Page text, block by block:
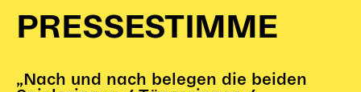
PRESSESTIMME
„Nach und nach belegen die beiden